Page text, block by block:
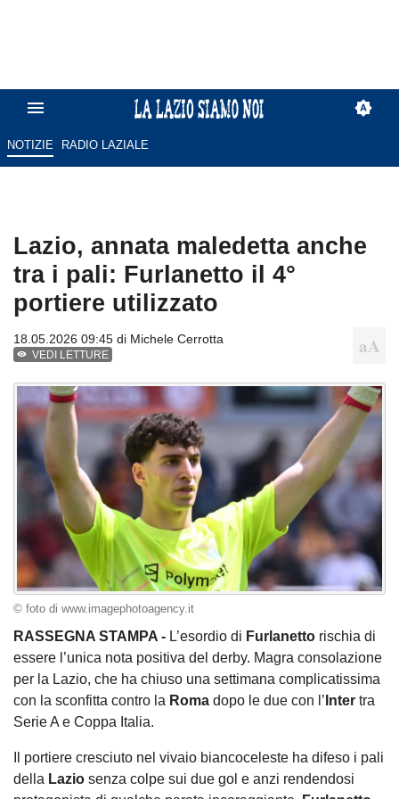
NOTIZIE RADIO LAZIALE
Lazio, annata maledetta anche
tra i pali: Furlanetto il 4°
portiere utilizzato
18.05.2026 09:45 di Michele Cerrotta
VEDI LETTURE
© foto di www.imagephotoagency.it
RASSEGNA STAMPA - L’esordio di Furlanetto rischia di
essere l’unica nota positiva del derby. Magra consolazione
per la Lazio, che ha chiuso una settimana complicatissima
con la sconfitta contro la Roma dopo le due con l’ Inter tra
Serie A e Coppa Italia.
Il portiere cresciuto nel vivaio biancoceleste ha difeso i pali
della Lazio senza colpe sui due gol e anzi rendendosi